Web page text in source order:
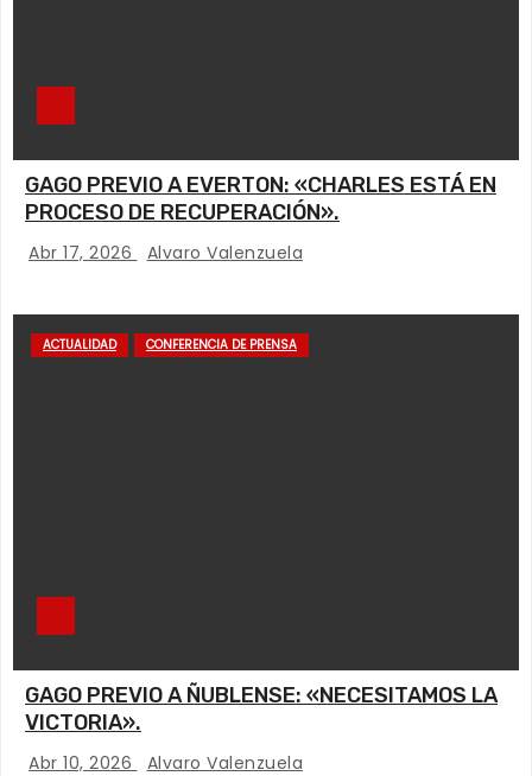
GAGO PREVIO A EVERTON: «CHARLES ESTÁ EN
PROCESO DE RECUPERACIÓN».
Abr 17, 2026 Alvaro Valenzuela
ACTUALIDAD CONFERENCIA DE PRENSA
GAGO PREVIO A ÑUBLENSE: «NECESITAMOS LA
VICTORIA».
Abr 10, 2026 Alvaro Valenzuela